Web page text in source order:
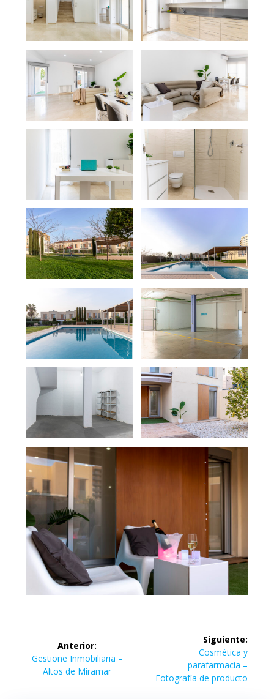
de
entradas
Anterior:
Entrada
anterior:
Gestione Inmobiliaria –
Altos de Miramar
Siguiente:
Siguiente
entrada:
Cosmética y
parafarmacia –
Fotografía de producto